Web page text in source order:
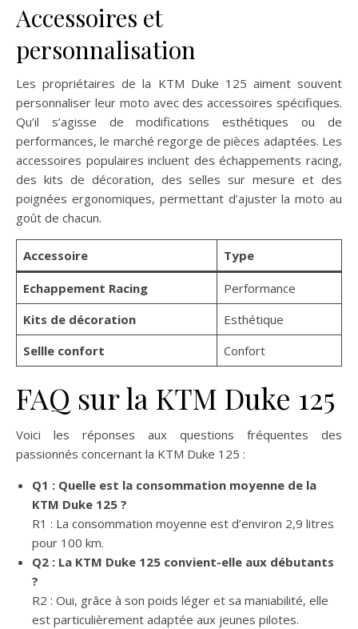
Accessoires et
personnalisation
Les propriétaires de la KTM Duke 125 aiment souvent
personnaliser leur moto avec des accessoires spécifiques.
Qu’il s’agisse de modifications esthétiques ou de
performances, le marché regorge de pièces adaptées. Les
accessoires populaires incluent des échappements racing,
des kits de décoration, des selles sur mesure et des
poignées ergonomiques, permettant d’ajuster la moto au
goût de chacun.
Accessoire Type
Echappement Racing
Performance
Kits de décoration
Esthétique
Sellle confort
Confort
FAQ sur la KTM Duke 125
Voici les réponses aux questions fréquentes des
passionnés concernant la KTM Duke 125 :
Q1 : Quelle est la consommation moyenne de la
KTM Duke 125 ?
R1 : La consommation moyenne est d’environ 2,9 litres
pour 100 km.
Q2 : La KTM Duke 125 convient-elle aux débutants
?
R2 : Oui, grâce à son poids léger et sa maniabilité, elle
est particulièrement adaptée aux jeunes pilotes.